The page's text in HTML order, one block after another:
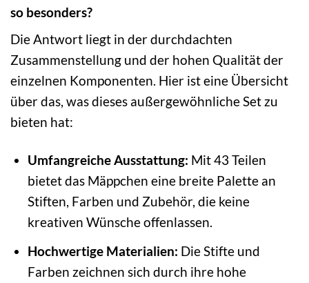
so besonders?
Die Antwort liegt in der durchdachten
Zusammenstellung und der hohen Qualität der
einzelnen Komponenten. Hier ist eine Übersicht
über das, was dieses außergewöhnliche Set zu
bieten hat:
Umfangreiche Ausstattung: Mit 43 Teilen
bietet das Mäppchen eine breite Palette an
Stiften, Farben und Zubehör, die keine
kreativen Wünsche offenlassen.
Hochwertige Materialien: Die Stifte und
Farben zeichnen sich durch ihre hohe